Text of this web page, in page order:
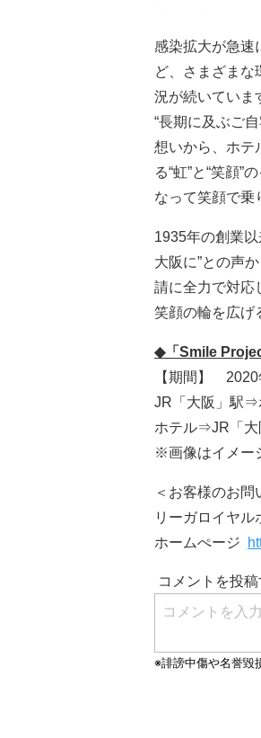
感染拡大が急速
ど、さまざまな
況が続いていま
“長期に及ぶご
想いから、ホテ
る“虹”と“笑顔
なって笑顔で乗
1935年の創業
大阪に”との声
請に全力で対応
笑顔の輪を広げ
◆「Smile
【期間】
JR「大阪」駅
ホテル⇒JR「
※画像はイメー
＜お客様のお問
リーガロイヤル
ホームぺージ